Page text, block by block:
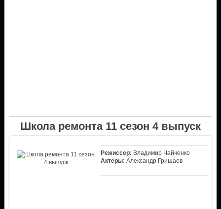
Школа ремонта 11 сезон 4 выпуск
Режиссер: Владимир Чайченко
Актеры: Александр Гришаев